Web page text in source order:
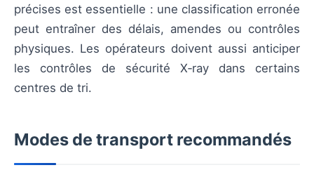
précises est essentielle : une classification erronée
peut entraîner des délais, amendes ou contrôles
physiques. Les opérateurs doivent aussi anticiper
les contrôles de sécurité X‑ray dans certains
centres de tri.
Modes de transport recommandés